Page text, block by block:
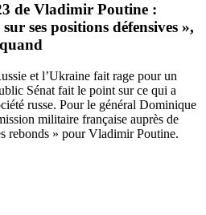
de Vladimir Poutine :
ses positions défensives »,
et l’Ukraine fait rage pour un
Sénat fait le point sur ce qui a
russe. Pour le général Dominique
militaire française auprès de
rebonds » pour Vladimir Poutine.